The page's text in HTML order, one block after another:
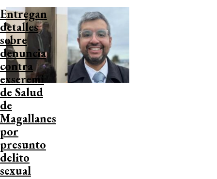
Entregan
detalles
sobre
denuncia
contra
exseremi
de Salud
de
Magallanes
por
presunto
delito
sexual